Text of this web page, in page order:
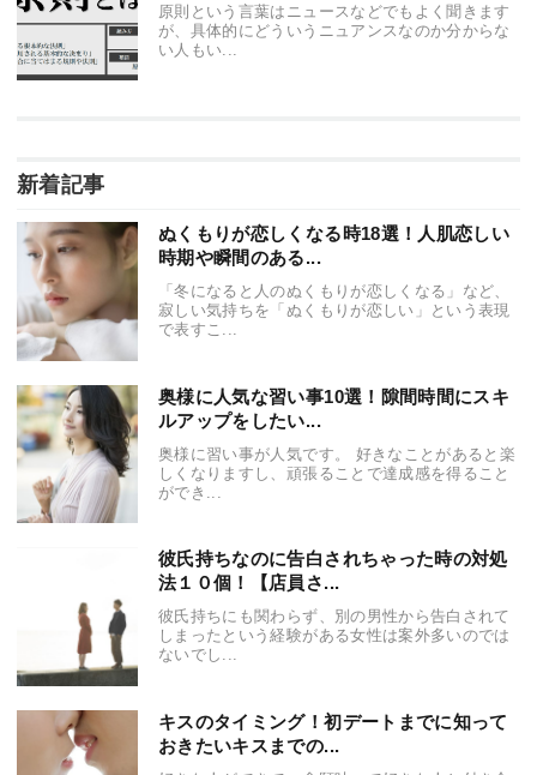
原則という言葉はニュースなどでもよく聞きます
が、具体的にどういうニュアンスなのか分からな
い人もい...
新着記事
ぬくもりが恋しくなる時18選！人肌恋しい
時期や瞬間のある...
「冬になると人のぬくもりが恋しくなる」など、
寂しい気持ちを「ぬくもりが恋しい」という表現
で表すこ...
奥様に人気な習い事10選！隙間時間にスキ
ルアップをしたい...
奥様に習い事が人気です。 好きなことがあると楽
しくなりますし、頑張ることで達成感を得ること
ができ...
彼氏持ちなのに告白されちゃった時の対処
法１０個！【店員さ...
彼氏持ちにも関わらず、別の男性から告白されて
しまったという経験がある女性は案外多いのでは
ないでし...
キスのタイミング！初デートまでに知って
おきたいキスまでの...